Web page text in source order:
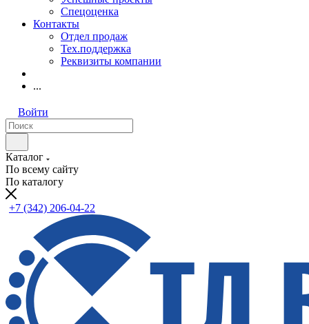
Спецоценка
Контакты
Отдел продаж
Тех.поддержка
Реквизиты компании
...
Войти
Каталог
По всему сайту
По каталогу
+7 (342) 206-04-22